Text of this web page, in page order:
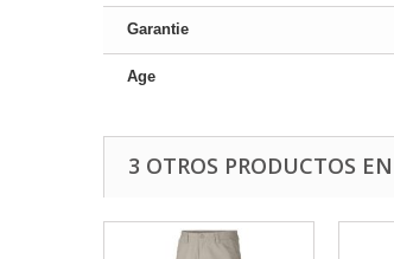
Garantie
Age
3 OTROS PRODUCTOS